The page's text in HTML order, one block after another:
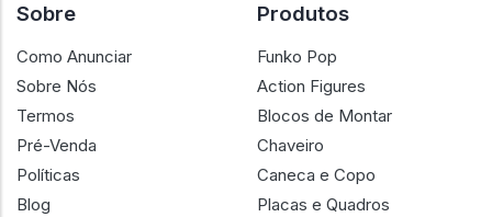
Sobre
Como Anunciar
Sobre Nós
Termos
Pré-Venda
Políticas
Blog
Produtos
Funko Pop
Action Figures
Blocos de Montar
Chaveiro
Caneca e Copo
Placas e Quadros